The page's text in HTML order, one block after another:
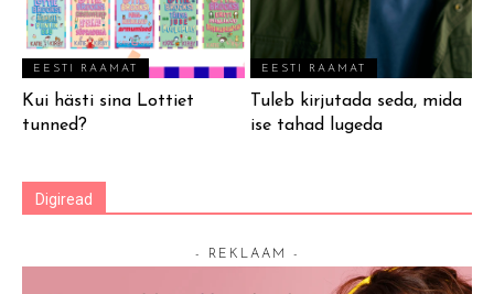
EESTI RAAMAT
Kui hästi sina Lottiet
tunned?
EESTI RAAMAT
Tuleb kirjutada seda, mida
ise tahad lugeda
Digiread
- REKLAAM -